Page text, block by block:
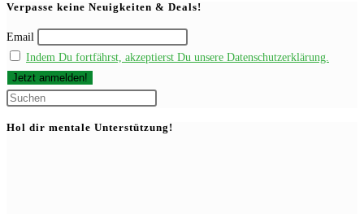
Schlafqualität
Verpasse keine Neuigkeiten & Deals!
Email
Indem Du fortfährst, akzeptierst Du unsere Datenschutzerklärung.
to
Hol dir mentale Unterstützung!